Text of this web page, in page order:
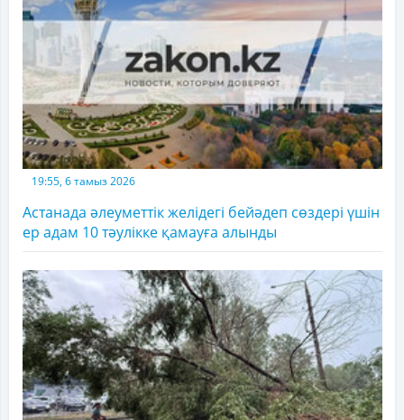
19:55, 6 тамыз 2026
Астанада әлеуметтік желідегі бейәдеп сөздері үшін
ер адам 10 тәулікке қамауға алынды